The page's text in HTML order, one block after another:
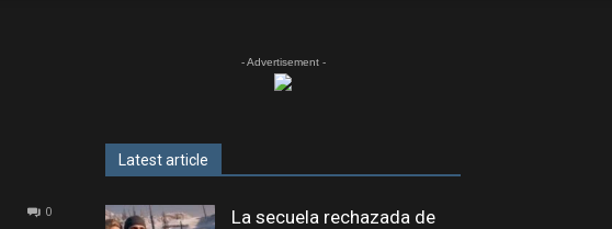
0
- Advertisement -
Latest article
La secuela rechazada de